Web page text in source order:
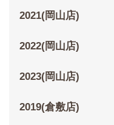
2021(岡山店)
2022(岡山店)
2023(岡山店)
2019(倉敷店)